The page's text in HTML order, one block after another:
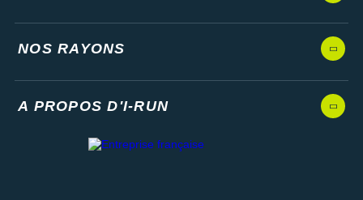
NOS RAYONS
A PROPOS D'I-RUN